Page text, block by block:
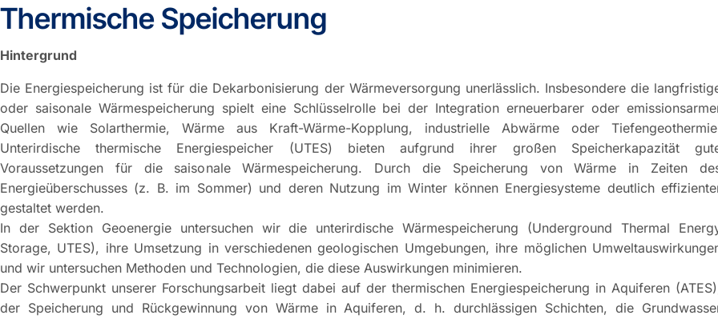
Thermische Speicherung
Hintergrund
Die Energiespeicherung ist für die Dekarbonisierung der Wärmeversorgung unerlässlich. Insbesondere die
oder saisonale Wärmespeicherung spielt eine Schlüsselrolle bei der Integration erneuerbarer oder
Quellen wie Solarthermie, Wärme aus Kraft-Wärme-Kopplung, industrielle Abwärme oder
Unterirdische thermische Energiespeicher (UTES) bieten aufgrund ihrer großen Speicherkapazität
Voraussetzungen für die saisonale Wärmespeicherung. Durch die Speicherung von Wärme in Zeiten
Energieüberschusses (z. B. im Sommer) und deren Nutzung im Winter können Energiesysteme deutlich
gestaltet werden.
In der Sektion Geoenergie untersuchen wir die unterirdische Wärmespeicherung (Underground Thermal
Storage, UTES), ihre Umsetzung in verschiedenen geologischen Umgebungen, ihre möglichen
und wir untersuchen Methoden und Technologien, die diese Auswirkungen minimieren.
Der Schwerpunkt unserer Forschungsarbeit liegt dabei auf der thermischen Energiespeicherung in Aquiferen
der Speicherung und Rückgewinnung von Wärme in Aquiferen, d. h. durchlässigen Schichten, die